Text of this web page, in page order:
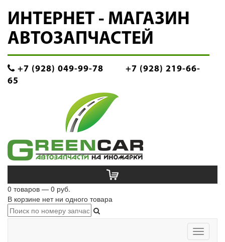
ИНТЕРНЕТ - МАГАЗИН
АВТОЗАПЧАСТЕЙ
+7 (928) 049-99-78
+7 (928) 219-66-
65
0 товаров — 0 руб.
В корзине нет ни одного товара
Toggle